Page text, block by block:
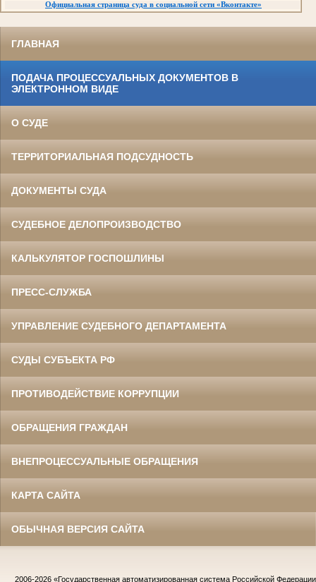
Официальная страница суда в социальной сети «Вконтакте»
ГЛАВНАЯ
ПОДАЧА ПРОЦЕССУАЛЬНЫХ ДОКУМЕНТОВ В
ЭЛЕКТРОННОМ ВИДЕ
О СУДЕ
ТЕРРИТОРИАЛЬНАЯ ПОДСУДНОСТЬ
ДОКУМЕНТЫ СУДА
СУДЕБНОЕ ДЕЛОПРОИЗВОДСТВО
КАЛЬКУЛЯТОР ГОСПОШЛИНЫ
ПРЕСС-СЛУЖБА
УПРАВЛЕНИЕ СУДЕБНОГО ДЕПАРТАМЕНТА
СУДЫ СУБЪЕКТА РФ
ПРОТИВОДЕЙСТВИЕ КОРРУПЦИИ
ОБРАЩЕНИЯ ГРАЖДАН
ВНЕПРОЦЕССУАЛЬНЫЕ ОБРАЩЕНИЯ
КАРТА САЙТА
ОБЫЧНАЯ ВЕРСИЯ САЙТА
2006-2026 «Государственная автоматизированная система Российской